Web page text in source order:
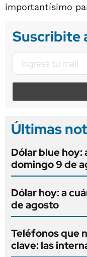
importantísimo
Suscribite
Últimas
Dólar blue hoy:
domingo 9 de
Dólar hoy: a
de agosto
Teléfonos que
clave: las